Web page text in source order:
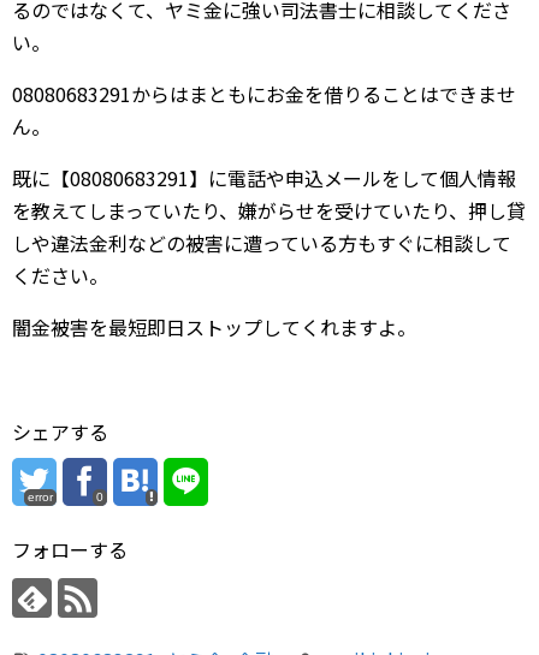
るのではなくて、ヤミ金に強い司法書士に相談してくださ
い。
08080683291からはまともにお金を借りることはできませ
ん。
既に【08080683291】に電話や申込メールをして個人情報
を教えてしまっていたり、嫌がらせを受けていたり、押し貸
しや違法金利などの被害に遭っている方もすぐに相談して
ください。
闇金被害を最短即日ストップしてくれますよ。
シェアする
error 0
フォローする